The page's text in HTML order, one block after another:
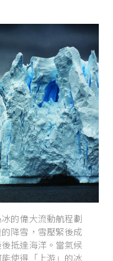
的偉大流動航程劃
降雪，雪壓緊後成
抵達海洋。當氣候
使得「上游」的冰